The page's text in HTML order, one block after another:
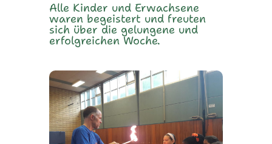
Alle Kinder und Erwachsene
waren begeistert und freuten
sich über die gelungene und
erfolgreichen Woche.